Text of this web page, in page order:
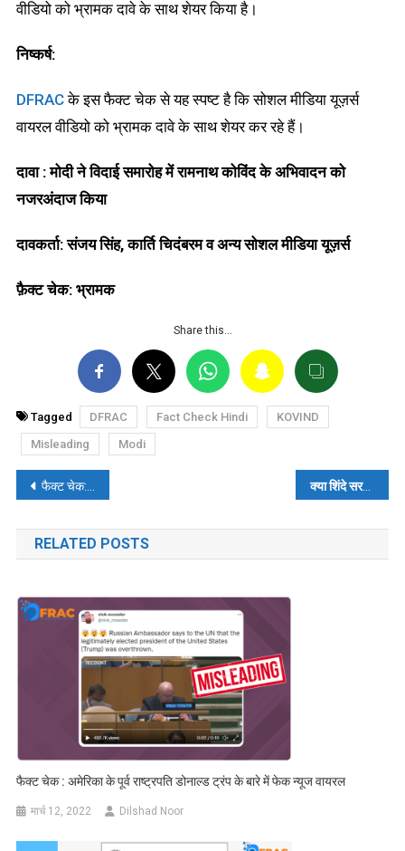
वीडियो को भ्रामक दावे के साथ शेयर किया है।
निष्कर्ष:
DFRACके इस फैक्ट चेक से यह स्पष्ट है कि सोशल मीडिया यूज़र्स
वायरल वीडियो को भ्रामक दावे के साथ शेयर कर रहे हैं।
दावा:मोदी ने विदाई समारोह में रामनाथ कोविंद के अभिवादन को
नजरअंदाज किया
दावकर्ता: संजय सिंह, कार्ति चिदंबरम व अन्य सोशल मीडिया यूज़र्स
फ़ैक्ट चेक: भ्रामक
Share this…
Tagged DFRAC Fact Check Hindi
KOVIND
Misleading
Modi
पोस्ट
नेविगेशन
फैक्ट चेक: क्या रूसी राष्ट्रपति पुतिन ने देखी इमरान खान की जीत की खबर? क्या शिंदे सरकार, गणेश पूजा पर से प्रतिबंध हटा कर हिंदुत्व को प्रोत्साहित कर रही है
RELATED POSTS
फैक्ट चेक : अमेरिका के पूर्व राष्ट्रपति डोनाल्ड ट्रंप के बारे में फेक न्यूज वायरल
मार्च 12, 2022 Dilshad Noor